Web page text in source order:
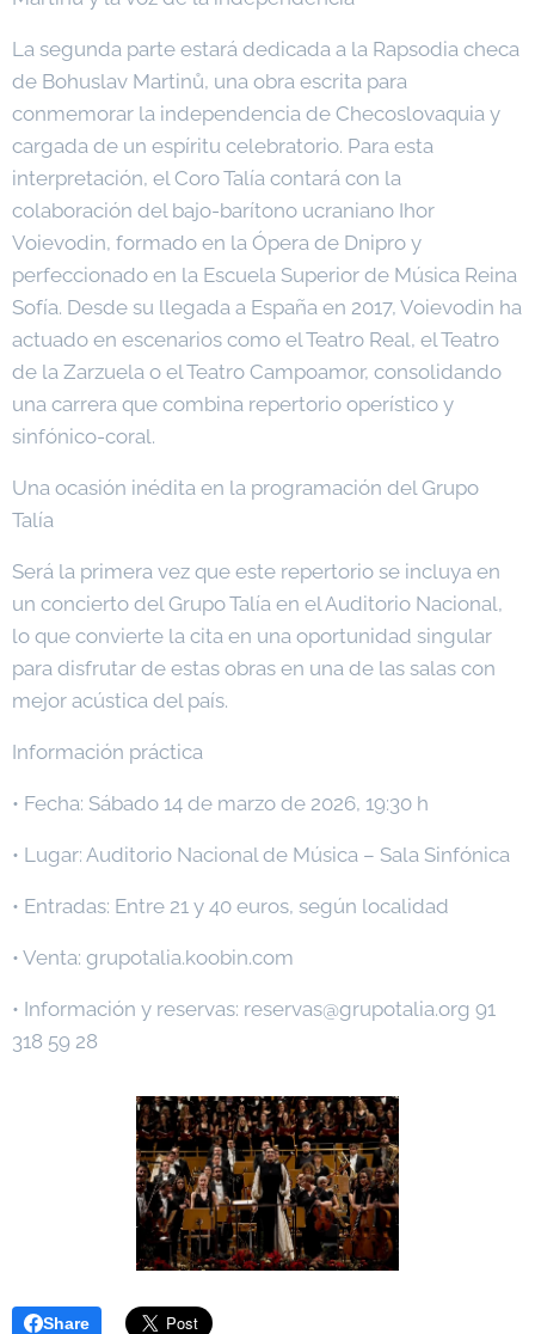
La segunda parte estará dedicada a la Rapsodia checa
de Bohuslav Martinů, una obra escrita para
conmemorar la independencia de Checoslovaquia y
cargada de un espíritu celebratorio. Para esta
interpretación, el Coro Talía contará con la
colaboración del bajo-barítono ucraniano Ihor
Voievodin, formado en la Ópera de Dnipro y
perfeccionado en la Escuela Superior de Música Reina
Sofía. Desde su llegada a España en 2017, Voievodin ha
actuado en escenarios como el Teatro Real, el Teatro
de la Zarzuela o el Teatro Campoamor, consolidando
una carrera que combina repertorio operístico y
sinfónico-coral.
Una ocasión inédita en la programación del Grupo
Talía
Será la primera vez que este repertorio se incluya en
un concierto del Grupo Talía en el Auditorio Nacional,
lo que convierte la cita en una oportunidad singular
para disfrutar de estas obras en una de las salas con
mejor acústica del país.
Información práctica
• Fecha: Sábado 14 de marzo de 2026, 19:30 h
• Lugar: Auditorio Nacional de Música – Sala Sinfónica
• Entradas: Entre 21 y 40 euros, según localidad
• Venta: grupotalia.koobin.com
• Información y reservas: reservas@grupotalia.org 91
318 59 28
Share